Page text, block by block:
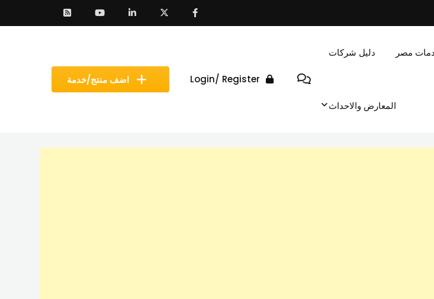
اضف منتج/خدمة Login/ Register
مصر دليل شركات
المعارض والاحداث